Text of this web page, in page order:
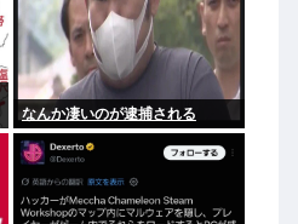
なんか凄いのが逮捕される